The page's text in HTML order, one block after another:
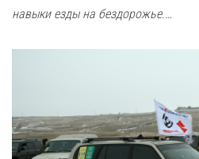
навыки езды на бездорожье.…